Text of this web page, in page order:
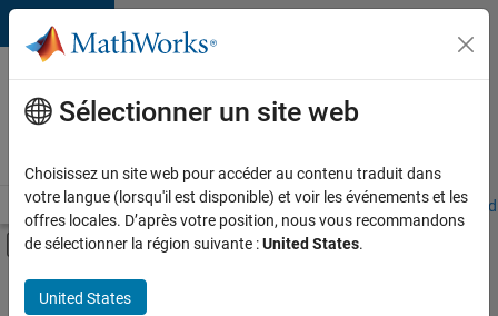
Passer au contenu
Votre
carrière
chez
Accueil Explorer nos opportunités Adresses de nos bureaux
Activer/désactiver l'affichage du menu
Contenu principal
FILTRER PAR
Technologies de l’information
Sélectionner un site web
Choisissez un site web pour accéder au contenu traduit dans
votre langue (lorsqu'il est disponible) et voir les événements et les
offres locales. D’après votre position, nous vous recommandons
de sélectionner la région suivante :United States.
United States